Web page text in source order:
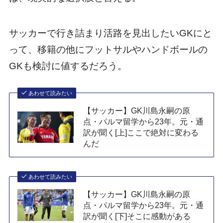
サッカーで行き詰まり活路を見出したいGKにと
って、移籍の他にフットサルやハンドボールの
GKも検討に値するだろう。
あわせて読みたい
【サッカー】GK川島永嗣の原
点・パルマ留学から23年。元・通
訳が聞く[上]ここで絶対に変わる
んだ
あわせて読みたい
【サッカー】GK川島永嗣の原
点・パルマ留学から23年。元・通
訳が聞く[下]そこに感動がある